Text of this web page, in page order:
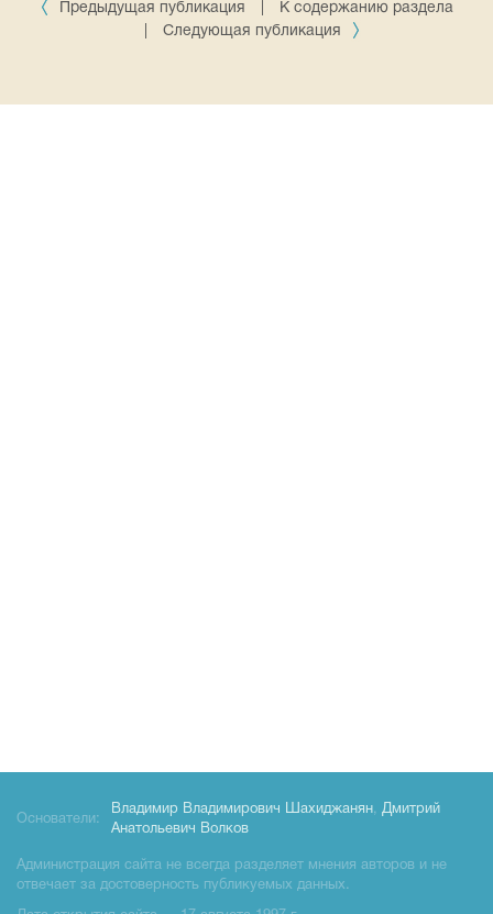
Предыдущая публикация
К содержанию раздела
Следующая публикация
Основатели:
Владимир Владимирович Шахиджанян, Дмитрий
Анатольевич Волков
Администрация сайта не всегда разделяет мнения авторов и не
отвечает за достоверность публикуемых данных.